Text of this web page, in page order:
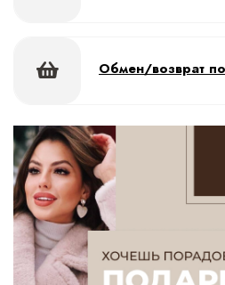
Обмен/возврат